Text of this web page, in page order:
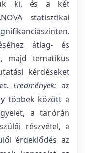
ki, és a két
statisztikai
átlag- és
majd tematikus
kérdéseket
Eredmények: az
többek között a
a tanórán
részvétel, a
érdeklődés az